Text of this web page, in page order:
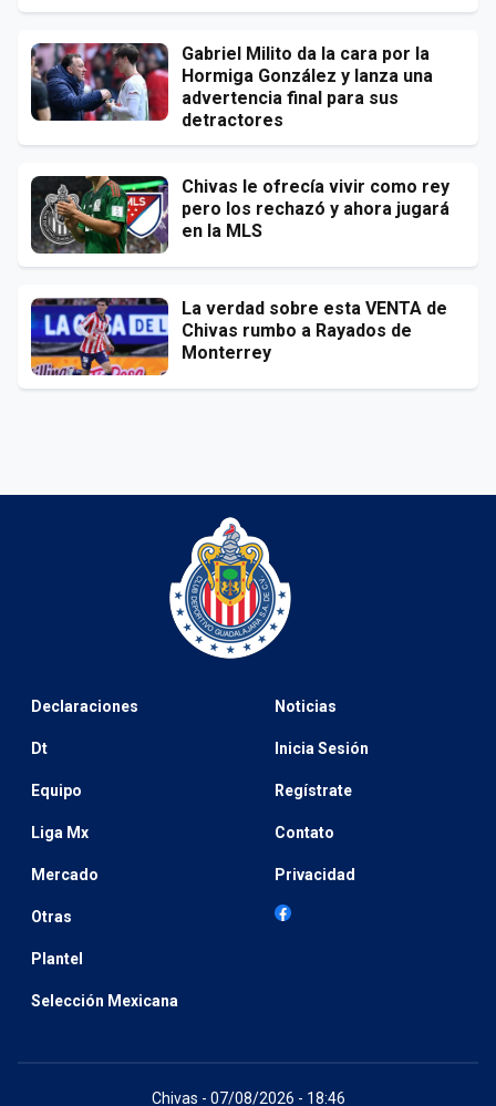
Gabriel Milito da la cara por la
Hormiga González y lanza una
advertencia final para sus
detractores
Chivas le ofrecía vivir como rey
pero los rechazó y ahora jugará
en la MLS
La verdad sobre esta VENTA de
Chivas rumbo a Rayados de
Monterrey
Declaraciones
Dt
Equipo
Liga Mx
Mercado
Otras
Plantel
Selección Mexicana
Noticias
Inicia Sesión
Regístrate
Contato
Privacidad
Chivas - 07/08/2026 - 18:46